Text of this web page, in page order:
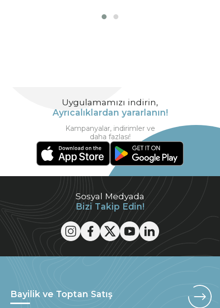
Sosyal Medyada
Bizi Takip Edin!
Uygulamamızı indirin,
Ayrıcalıklardan yararlanın!
Kampanyalar, indirimler ve
daha fazlası!
Bayilik ve Toptan Satış